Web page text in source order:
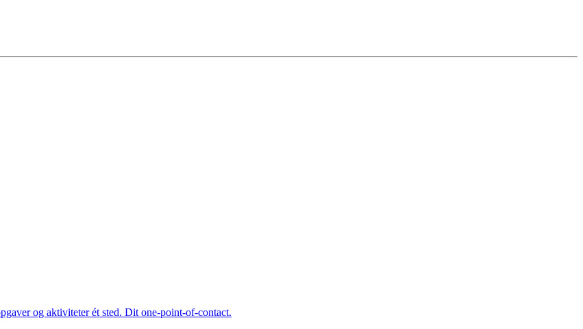
og aktiviteter ét sted. Dit one-point-of-contact.